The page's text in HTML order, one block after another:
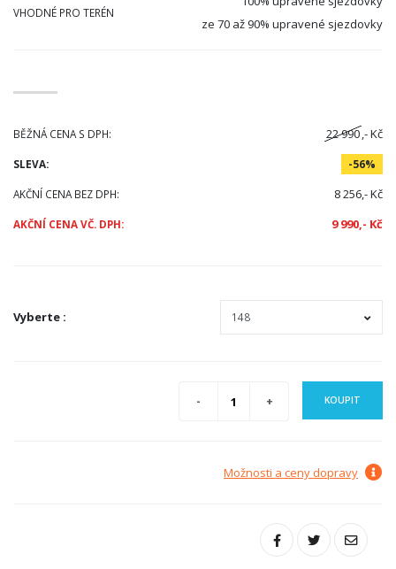
VHODNÉ PRO TERÉN
ze 70 až 90% upravené sjezdovky
BĚŽNÁ CENA S DPH: 22 990,- Kč
SLEVA: -56%
AKČNÍ CENA BEZ DPH: 8 256,- Kč
AKČNÍ CENA VČ. DPH: 9 990,- Kč
Vyberte :
KOUPIT
Možnosti a ceny dopravy